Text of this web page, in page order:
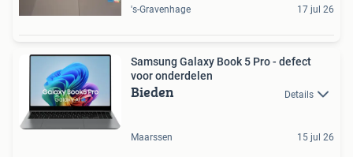
's-Gravenhage 17 jul 26
Samsung Galaxy Book 5 Pro - defect
voor onderdelen
Bieden Details
Maarssen 15 jul 26